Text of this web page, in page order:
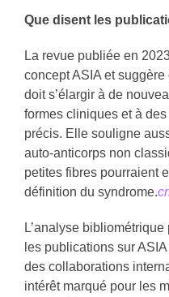
Que disent les
La revue publiée en
concept ASIA et
doit s’élargir à de
formes cliniques et à
précis. Elle souligne
auto-anticorps non
petites fibres pourraient
définition du syndrome.
L’analyse
les publications sur
des collaborations
intérêt marqué pour les